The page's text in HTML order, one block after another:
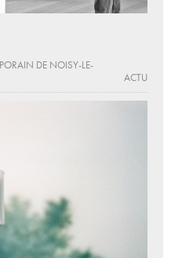
DE NOISY-LE-
ACTU